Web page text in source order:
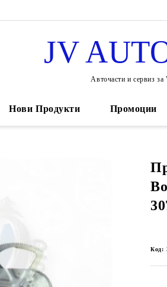
JV
Авточасти и сервиз
Нови Продукти Промоции
Код: